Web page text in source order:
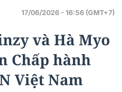
17/06/2026 - 16:56 (GMT+7)
và Hà Myo
Chấp hành
Việt Nam